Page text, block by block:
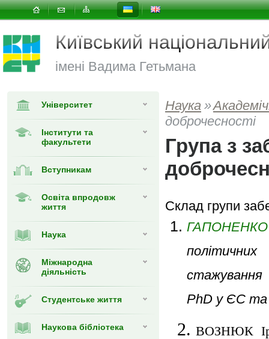
Київський
імені Вадима Гетьмана
Університет
Інститути та
факультети
Вступникам
Освіта впродовж
життя
Наука
Міжнародна
діяльність
Студентське життя
Наукова бібліотека
Наука »
доброчесності
Група з
Склад групи
ГАПОНЕНКО
стажування
PhD у ЄС та
ВОЗНЮК